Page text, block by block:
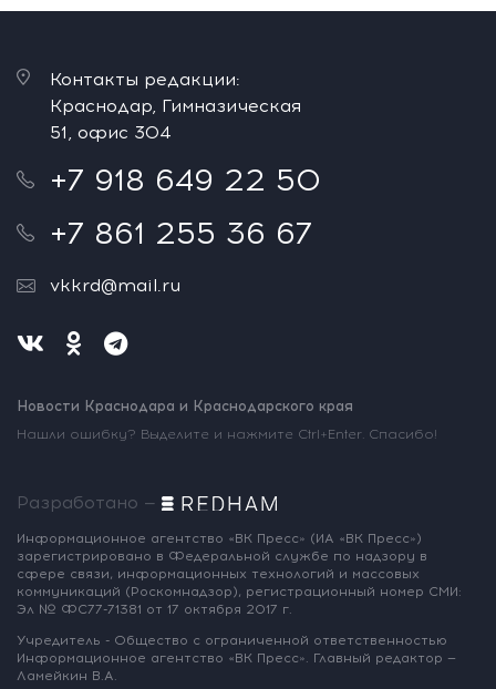
Контакты редакции:
Краснодар, Гимназическая
51, офис 304
+7 918 649 22 50
+7 861 255 36 67
vkkrd@mail.ru
Новости Краснодара и Краснодарского края
Нашли ошибку? Выделите и нажмите Ctrl+Enter. Спасибо!
Разработано —
Информационное агентство «ВК Пресс» (ИА «ВК Пресс»)
зарегистрировано в Федеральной службе по надзору в
сфере связи, информационных технологий и массовых
коммуникаций (Роскомнадзор), регистрационный номер СМИ:
Эл № ФС77-71381 от 17 октября 2017 г.
Учредитель - Общество с ограниченной ответственностью
Информационное агентство «ВК Пресс». Главный редактор —
Ламейкин В.А.